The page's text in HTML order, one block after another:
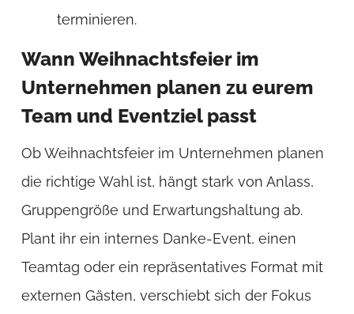
terminieren.
Wann Weihnachtsfeier im
Unternehmen planen zu eurem
Team und Eventziel passt
Ob Weihnachtsfeier im Unternehmen planen
die richtige Wahl ist, hängt stark von Anlass,
Gruppengröße und Erwartungshaltung ab.
Plant ihr ein internes Danke-Event, einen
Teamtag oder ein repräsentatives Format mit
externen Gästen, verschiebt sich der Fokus